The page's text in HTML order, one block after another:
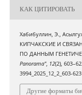
КАК ЦИТИРОВАТЬ
Хабибуллин, Э.,
КИПЧАКСКИЕ И
ПО ДАННЫМ
Panorama", 12(2),
3994_2025_12_2_603-623
Другие форматы